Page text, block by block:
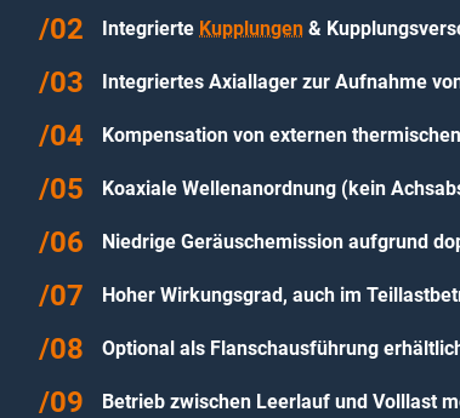
Integrierte Kupplungen &
Integriertes Axiallager zur Aufnahme
Kompensation von externen
Koaxiale Wellenanordnung (kein
Niedrige Geräuschemission aufgrund
Hoher Wirkungsgrad, auch im
Optional als Flanschausführung
Betrieb zwischen Leerlauf und Volllast